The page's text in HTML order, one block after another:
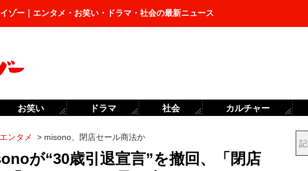
ゾー｜エンタメ・お笑い・ドラマ・社会の最新ニュース
エンタメ > misono、閉店セール商法か
が“30歳引退宣言”を撤回、「閉店
お笑い ドラマ 社会 カルチャー